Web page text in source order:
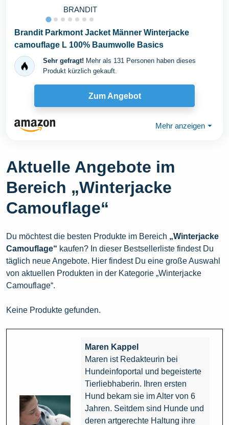
BRANDIT
Brandit Parkmont Jacket Männer Winterjacke
camouflage L 100% Baumwolle Basics
Sehr gefragt! Mehr als 131 Personen haben dieses
Produkt kürzlich gekauft.
Zum Angebot
Mehr anzeigen ⏷
Aktuelle Angebote im
Bereich „Winterjacke
Camouflage“
Du möchtest die besten Produkte im Bereich „Winterjacke
Camouflage“ kaufen? In dieser Bestsellerliste findest Du
täglich neue Angebote. Hier findest Du eine große Auswahl
von aktuellen Produkten in der Kategorie „Winterjacke
Camouflage“.
Keine Produkte gefunden.
Maren Kappel
Maren ist Redakteurin bei
Hundeinfoportal und begeisterte
Tierliebhaberin. Ihren ersten
Hund bekam sie im Alter von 6
Jahren. Seitdem sind Hunde und
deren artgerechte Haltung ihre